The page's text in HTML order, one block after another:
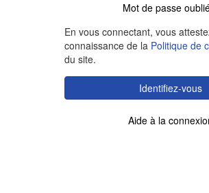
Mot de passe
En vous connectant, vous
connaissance de la Politique de
du site.
Identifiez-vous
Aide à la